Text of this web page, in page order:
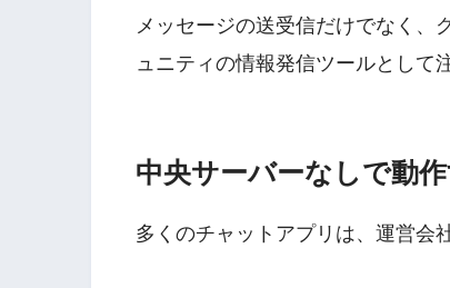
メッセージの送受信だけでなく、
ュニティの情報発信ツールとして
中央サーバーなしで動
多くのチャットアプリは、運営会